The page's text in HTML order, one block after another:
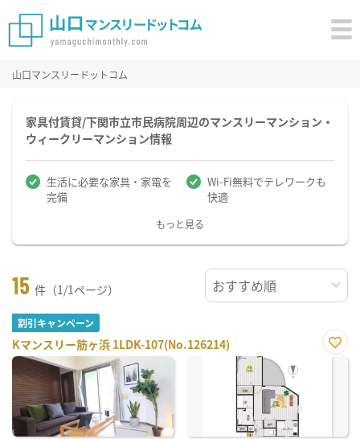
山口マンスリードットコム
家具付賃貸/下関市立市民病院周辺のマンスリーマンション・
ウィークリーマンション情報
生活に必要な家具・家電を
完備
Wi-Fi無料でテレワークも
快適
もっと見る
15 件（1/1ページ）
割引キャンペーン
Kマンスリー筋ヶ浜 1LDK-107(No.126214)
お気